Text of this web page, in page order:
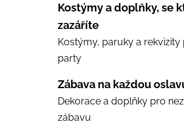
Kostýmy a doplňky, se
zazáříte
Kostýmy, paruky a
party
Zábava na každou
Dekorace a doplňky pro
zábavu